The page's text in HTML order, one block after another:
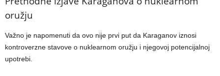
oružju
Važno je napomenuti da ovo nije prvi put da Karaganov iznosi
kontroverzne stavove o nuklearnom oružju i njegovoj potencijalnoj
upotrebi.